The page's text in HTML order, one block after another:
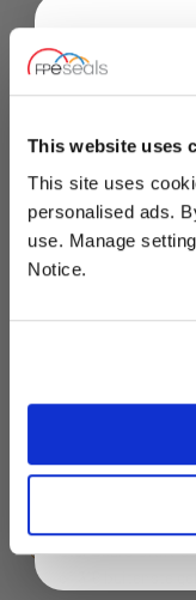
This website uses
This site uses
personalised ads.
use. Manage
Notice.
ANSI
Standaard CRIR-
Sign up